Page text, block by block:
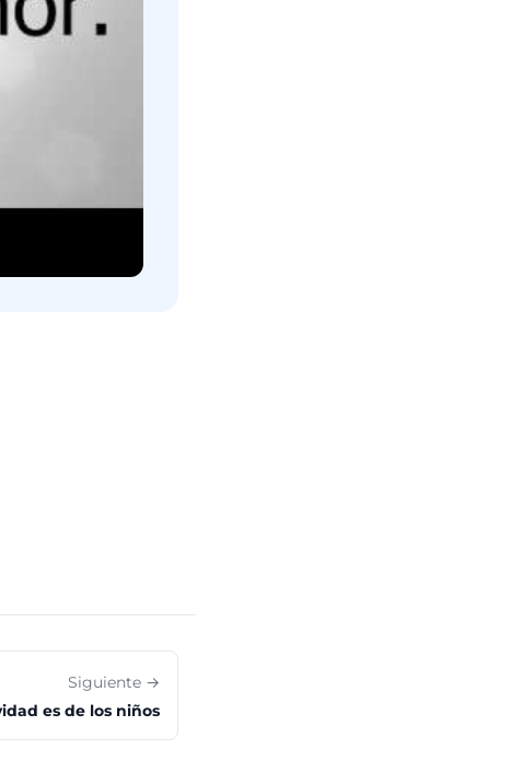
Siguiente →
es de los niños